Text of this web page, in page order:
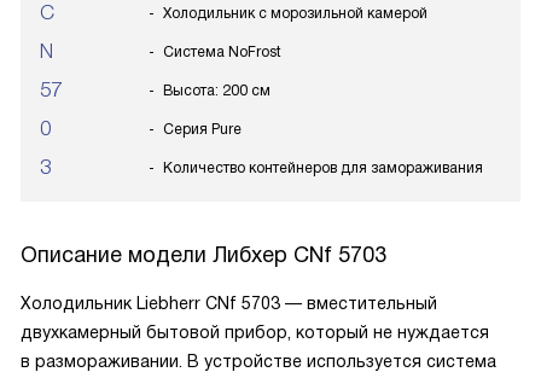
C Холодильник с морозильной камерой
N Система NoFrost
57 Высота: 200 см
0 Серия Pure
3 Количество контейнеров для замораживания
Описание модели Либхер CNf 5703
Холодильник Liebherr CNf 5703 — вместительный
двухкамерный бытовой прибор, который не нуждается
в размораживании. В устройстве используется система